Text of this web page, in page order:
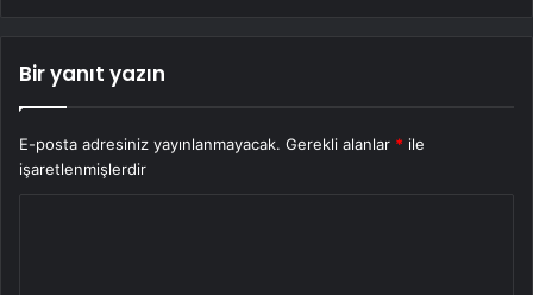
Bir yanıt yazın
E-posta adresiniz yayınlanmayacak. Gerekli alanlar * ile
işaretlenmişlerdir